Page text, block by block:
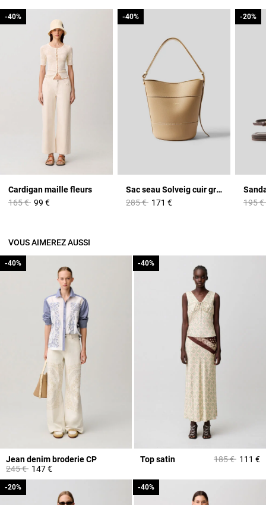
Cardigan maille fleurs
Prix réduit à partir de
165 €à
-40%
99 €
-40%
Sac seau Solveig cuir grainé
Prix réduit à partir de
285 €à
-40%
171 €
-40%
Prix
195 €
-20%
-20%
VOUS AIMEREZ AUSSI
Jean denim broderie CP
Prix réduit à partir de
245 €à
-40%
147 €
-40%
Top satin Prix réduit à
185 €à
-40%
111 €
-40%
-20%
-20% -40%
-40%